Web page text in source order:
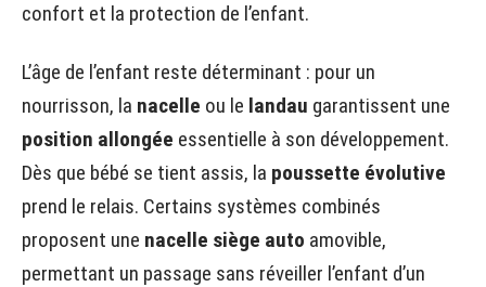
confort et la protection de l’enfant.
L’âge de l’enfant reste déterminant : pour un
nourrisson, la nacelle ou le landau garantissent une
position allongée essentielle à son développement.
Dès que bébé se tient assis, la poussette évolutive
prend le relais. Certains systèmes combinés
proposent une nacelle siège auto amovible,
permettant un passage sans réveiller l’enfant d’un